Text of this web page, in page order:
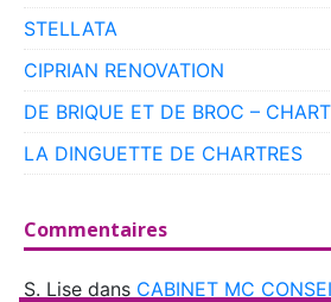
STELLATA
CIPRIAN RENOVATION
DE BRIQUE ET DE BROC –
LA DINGUETTE DE CHARTRES
Commentaires
S. Lise dans CABINET MC